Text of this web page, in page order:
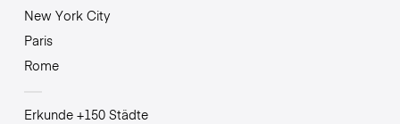
New York City
Paris
Rome
Erkunde +150 Städte